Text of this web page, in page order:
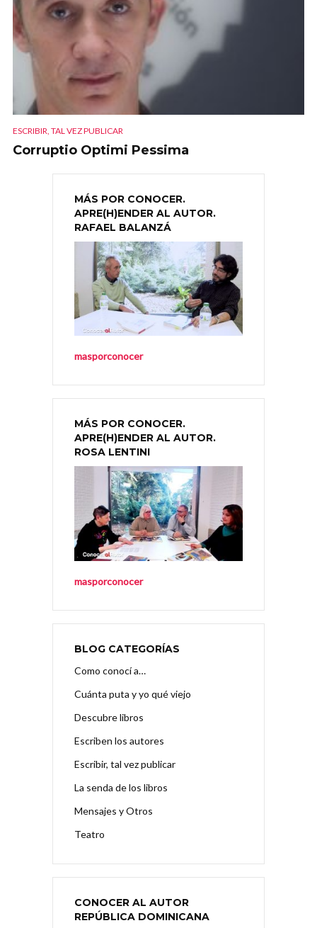
ESCRIBIR, TAL VEZ PUBLICAR
Corruptio Optimi Pessima
MÁS POR CONOCER.
APRE(H)ENDER AL AUTOR.
RAFAEL BALANZÁ
masporconocer
MÁS POR CONOCER.
APRE(H)ENDER AL AUTOR.
ROSA LENTINI
masporconocer
BLOG CATEGORÍAS
Como conocí a…
Cuánta puta y yo qué viejo
Descubre libros
Escriben los autores
Escribir, tal vez publicar
La senda de los libros
Mensajes y Otros
Teatro
CONOCER AL AUTOR
REPÚBLICA DOMINICANA